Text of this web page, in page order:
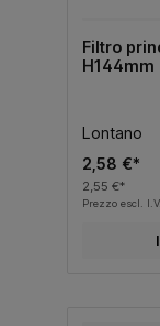
Filtro
H144mm
Lontano
2,58 €*
2,55 €*
Prezzo escl.